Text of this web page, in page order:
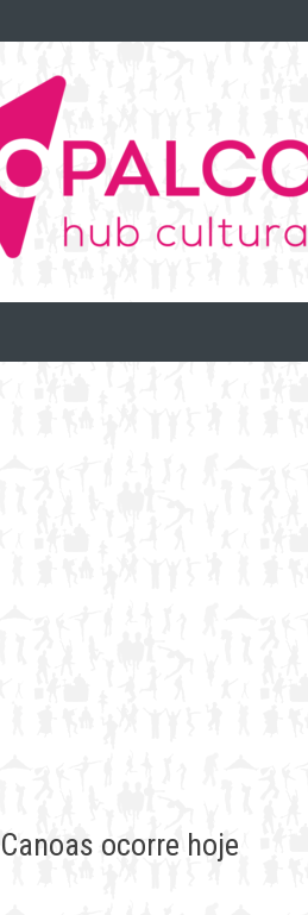
ocorre hoje